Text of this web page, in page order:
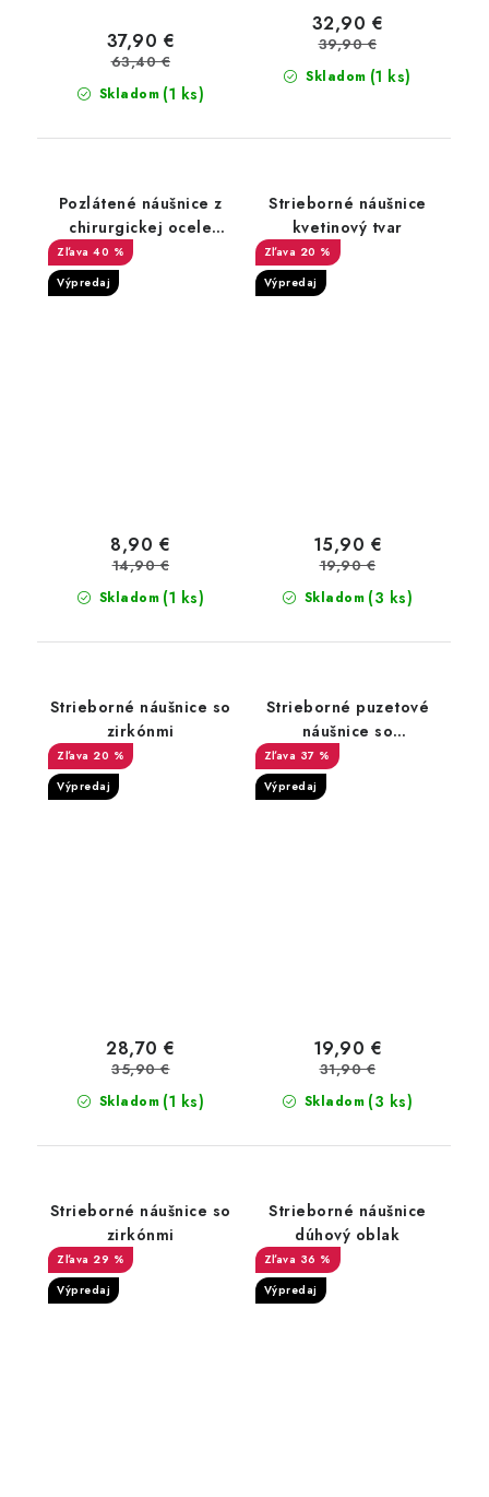
Skladom (1 ks)
37,90 €
63,40 €
Skladom (1 ks)
32,90 €
39,90 €
Pozlátené náušnice z
chirurgickej ocele
srdce
40 %
Výpredaj
Skladom (1 ks)
8,90 €
14,90 €
Strieborné náušnice
kvetinový tvar
20 %
Výpredaj
Skladom (3 ks)
15,90 €
19,90 €
Strieborné náušnice so
zirkónmi
20 %
Výpredaj
Skladom (1 ks)
28,70 €
35,90 €
Strieborné puzetové
náušnice so
syntetickým svetlo
modrým opálom
37 %
Výpredaj
Skladom (3 ks)
19,90 €
31,90 €
Strieborné náušnice so
zirkónmi
29 %
Výpredaj
Strieborné náušnice
dúhový oblak
36 %
Výpredaj